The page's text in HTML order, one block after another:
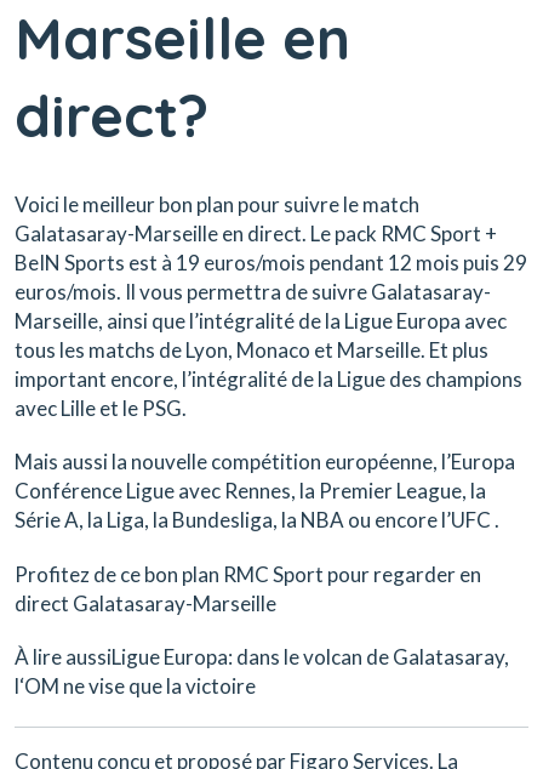
Marseille en
direct?
Voici le meilleur bon plan pour suivre le match
Galatasaray-Marseille en direct. Le pack RMC Sport +
BeIN Sports est à 19 euros/mois pendant 12 mois puis 29
euros/mois. Il vous permettra de suivre Galatasaray-
Marseille, ainsi que l’intégralité de la Ligue Europa avec
tous les matchs de Lyon, Monaco et Marseille. Et plus
important encore, l’intégralité de la Ligue des champions
avec Lille et le PSG.
Mais aussi la nouvelle compétition européenne, l’Europa
Conférence Ligue avec Rennes, la Premier League, la
Série A, la Liga, la Bundesliga, la NBA ou encore l’UFC .
Profitez de ce bon plan RMC Sport pour regarder en
direct Galatasaray-Marseille
À lire aussiLigue Europa: dans le volcan de Galatasaray,
l‘OM ne vise que la victoire
Contenu conçu et proposé par Figaro Services. La